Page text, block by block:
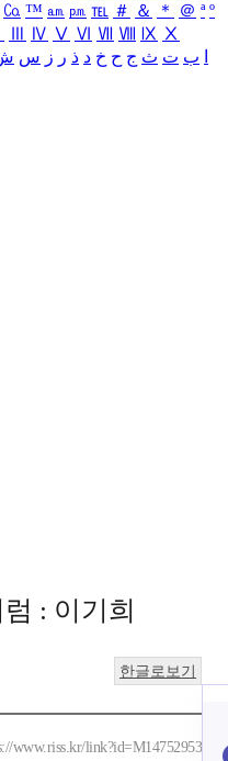
㏇ ™ ㏂ ㏘ ℡ ＃ ＆ ＊ ＠ ª º
Ⅳ Ⅴ Ⅵ Ⅶ Ⅷ Ⅸ Ⅹ
ب ت ث ج ح خ د ذ ر ز س
: 이기희
한글로보기
www.riss.kr/link?id=M14752953